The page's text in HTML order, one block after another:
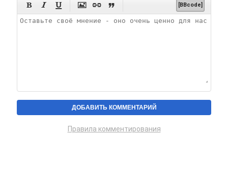
      [BBcode]
Правила комментирования